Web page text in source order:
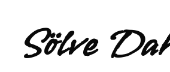
Sölve